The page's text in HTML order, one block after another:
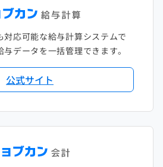
対応可能な給与計算システムで
データを一括管理できます。
公式サイト